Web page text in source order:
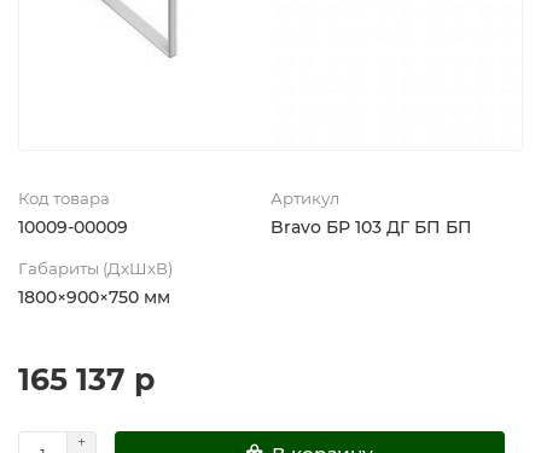
Код товара
10009-00009
Артикул
Bravo БР 103 ДГ БП БП
Габариты (ДхШхВ)
1800×900×750 мм
165 137 р